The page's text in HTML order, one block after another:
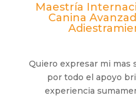
Maestría
Canina
Quiero expresar mi mas
por todo el apoyo
experiencia